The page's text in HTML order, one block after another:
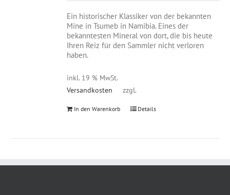
Ein historischer Klassiker von der bekannten
Mine in Tsumeb in Namibia. Eines der
bekanntesten Mineral von dort, die bis heute
Ihren Reiz für den Sammler nicht verloren
haben.
inkl. 19 % MwSt.
zzgl.
Versandkosten
In den Warenkorb Details